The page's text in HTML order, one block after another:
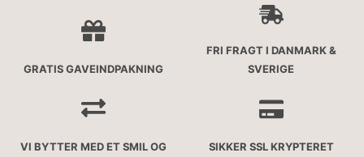
GRATIS GAVEINDPAKNING
FRI FRAGT I DANMARK &
SVERIGE
VI BYTTER MED ET SMIL OG
SIKKER SSL KRYPTERET